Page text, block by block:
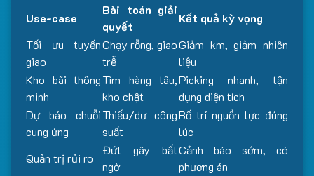
Use-case
Bài toán giải
quyết
Kết quả kỳ vọng
Tối ưu tuyến
giao
Chạy rỗng, giao
trễ
Giảm km, giảm nhiên
liệu
Kho bãi thông
minh
Tìm hàng lâu,
kho chật
Picking nhanh, tận
dụng diện tích
Dự báo chuỗi
cung ứng
Thiếu/dư công
suất
Bố trí nguồn lực đúng
lúc
Quản trị rủi ro
Đứt gãy bất
ngờ
Cảnh báo sớm, có
phương án